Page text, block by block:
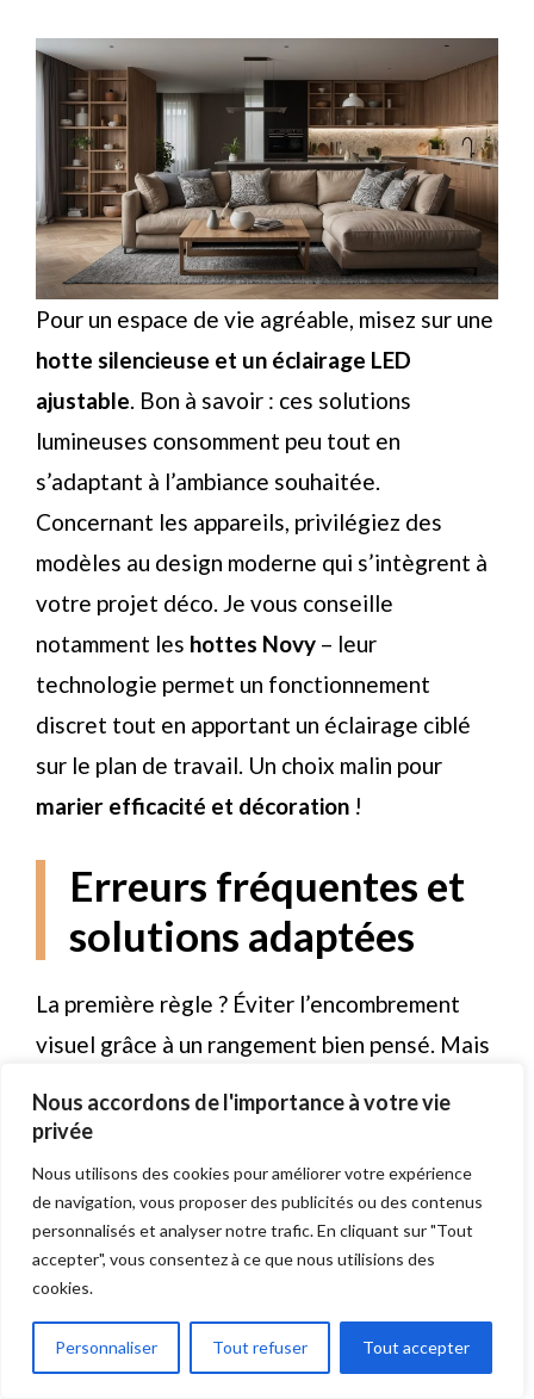
Nous accordons de l'importance à votre vie
privée
Nous utilisons des cookies pour améliorer votre expérience
de navigation, vous proposer des publicités ou des contenus
personnalisés et analyser notre trafic. En cliquant sur "Tout
accepter", vous consentez à ce que nous utilisions des
cookies.
Personnaliser Tout refuser Tout accepter
Pour un espace de vie agréable, misez sur une
hotte silencieuse et un éclairage LED
ajustable. Bon à savoir : ces solutions
lumineuses consomment peu tout en
s’adaptant à l’ambiance souhaitée.
Concernant les appareils, privilégiez des
modèles au design moderne qui s’intègrent à
votre projet déco. Je vous conseille
notamment les hottes Novy – leur
technologie permet un fonctionnement
discret tout en apportant un éclairage ciblé
sur le plan de travail. Un choix malin pour
marier efficacité et décoration !
Erreurs fréquentes et
solutions adaptées
La première règle ? Éviter l’encombrement
visuel grâce à un rangement bien pensé. Mais
cuisine ouverte
exploitons chaque recoin avec des meubles
montant jusqu’au plafond. Ces
aménagements verticaux
libèrent de la place
au sol
compartimentés ou les étagères coulissantes
deviennent alors nos alliés – pratique pour